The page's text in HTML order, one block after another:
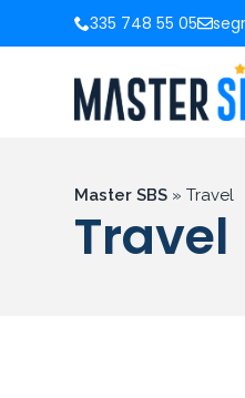
335 748 55 05
Master SBS » Travel
Travel